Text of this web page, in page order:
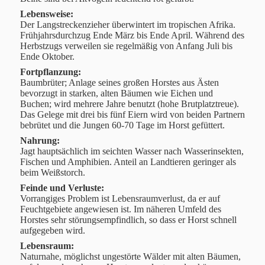
Lebensweise:
Der Langstreckenzieher überwintert im tropischen Afrika.
Frühjahrsdurchzug Ende März bis Ende April. Während des
Herbstzugs verweilen sie regelmäßig von Anfang Juli bis
Ende Oktober.
Fortpflanzung:
Baumbrüter; Anlage seines großen Horstes aus Ästen
bevorzugt in starken, alten Bäumen wie Eichen und
Buchen; wird mehrere Jahre benutzt (hohe Brutplatztreue).
Das Gelege mit drei bis fünf Eiern wird von beiden Partnern
bebrütet und die Jungen 60-70 Tage im Horst gefüttert.
Nahrung:
Jagt hauptsächlich im seichten Wasser nach Wasserinsekten,
Fischen und Amphibien. Anteil an Landtieren geringer als
beim Weißstorch.
Feinde und Verluste:
Vorrangiges Problem ist Lebensraumverlust, da er auf
Feuchtgebiete angewiesen ist. Im näheren Umfeld des
Horstes sehr störungsempfindlich, so dass er Horst schnell
aufgegeben wird.
Lebensraum:
Naturnahe, möglichst ungestörte Wälder mit alten Bäumen,